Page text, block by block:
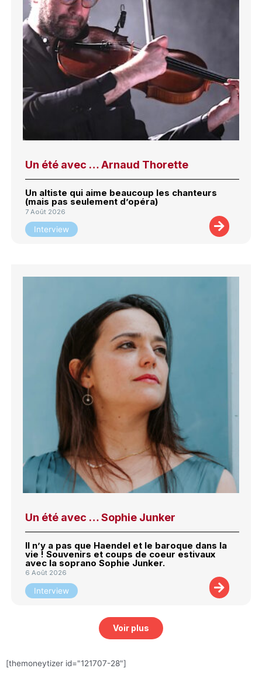
Un été avec … Arnaud Thorette
Un altiste qui aime beaucoup les chanteurs
(mais pas seulement d’opéra)
7 Août 2026
Interview
Un été avec … Sophie Junker
Il n’y a pas que Haendel et le baroque dans la
vie ! Souvenirs et coups de coeur estivaux
avec la soprano Sophie Junker.
6 Août 2026
Interview
Voir plus
[themoneytizer id="121707-28"]